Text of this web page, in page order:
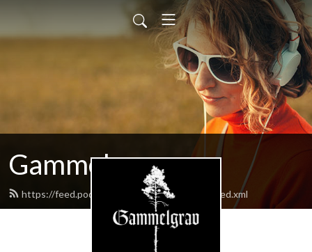
Gammelgrav
https://feed.podbean.com/chatterboxprod/feed.xml